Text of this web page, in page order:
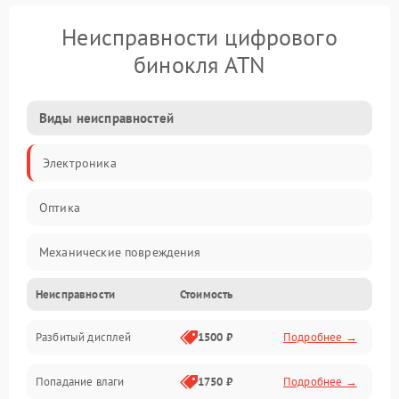
Неисправности цифрового
бинокля ATN
Виды неисправностей
Электроника
Оптика
Механические повреждения
Видео
Механика
Управление
Неисправности Стоимость
Разбитый дисплей 1500 ₽ Подробнее →
Попадание влаги 1750 ₽ Подробнее →